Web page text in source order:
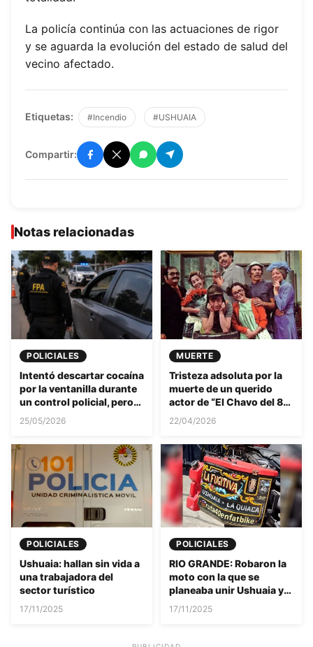
La policía continúa con las actuaciones de rigor
y se aguarda la evolución del estado de salud del
vecino afectado.
Etiquetas: #Incendio #USHUAIA
Compartir:
Notas relacionadas
POLICIALES
Intentó descartar cocaína
por la ventanilla durante
un control policial, pero
fue detenido en el acto y
se constató que tenía
antecedentes.
25/05/2026
MUERTE
Tristeza adsoluta por la
muerte de un querido
actor de “El Chavo del 8”:
el motivo del
fallecimiento es
desgarrador
22/04/2026
POLICIALES
Ushuaia: hallan sin vida a
una trabajadora del
sector turístico
17/11/2025
POLICIALES
RIO GRANDE: Robaron la
moto con la que se
planeaba unir Ushuaia y
La Quiaca
17/11/2025